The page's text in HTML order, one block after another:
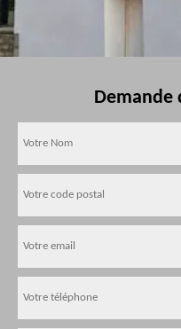
Demande